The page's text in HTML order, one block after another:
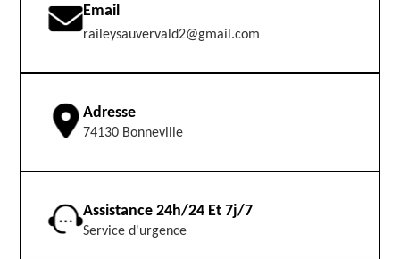
Email
raileysauvervald2@gmail.com
Adresse
74130 Bonneville
Assistance 24h/24 Et 7j/7
Service d'urgence